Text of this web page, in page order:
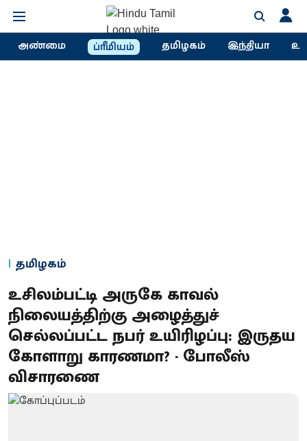
அண்மை ப்ரீமியம் தமிழகம் இந்தியா
தமிழகம்
உசிலம்பட்டி அருகே காவல்
நிலையத்திற்கு அழைத்துச்
செல்லப்பட்ட நபர் உயிரிழப்பு: இருதய
கோளாறு காரணமா? - போலீஸ்
விசாரணை